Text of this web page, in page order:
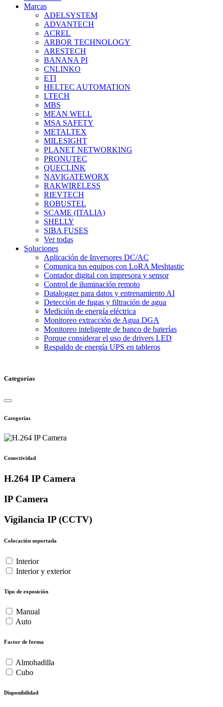
Marcas
ADELSYSTEM
ADVANTECH
ACREL
ARBOR TECHNOLOGY
ARESTECH
BANANA PI
CNLINKO
ETI
HELTEC AUTOMATION
LTECH
MBS
MEAN WELL
MSA SAFETY
METALTEX
MILESIGHT
PLANET NETWORKING
PRONUTEC
QUECLINK
NAVIGATEWORX
RAKWIRELESS
RIEVTECH
ROBUSTEL
SCAME (ITALIA)
SHELLY
SIBA FUSES
Ver todas
Soluciones
Aplicación de Inversores DC/AC
Comunica tus equipos con LoRA Meshtastic
Contador digital con impresora y sensor
Control de iluminación remoto
Datalogger para datos y entrenamiento AI
Detección de fugas y filtración de agua
Medición de energía eléctrica
Monitoreo extracción de Agua DGA
Monitoreo inteligente de banco de baterías
Porque considerar el uso de drivers LED
Respaldo de energía UPS en tableros
Categorías
Categorías
Conectividad
H.264 IP Camera
IP Camera
Vigilancia IP (CCTV)
Colocación soportada
Interior
Interior y exterior
Tipo de exposición
Manual
Auto
Factor de forma
Almohadilla
Cubo
Disponibilidad